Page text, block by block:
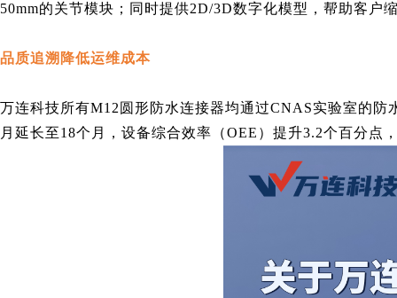
50mm的关节模块；同时提供2D/3D数字化模型，帮助客户
品质追溯降低运维成本
万连科技所有M12圆形防水连接器均通过CNAS实验室的
月延长至18个月，设备综合效率（OEE）提升3.2个百分点